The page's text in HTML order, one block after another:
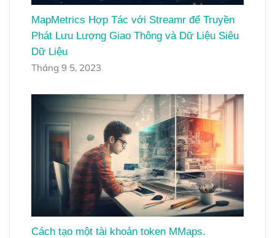
MapMetrics Hợp Tác với Streamr để Truyền
Phát Lưu Lượng Giao Thông và Dữ Liệu Siêu
Dữ Liệu
Tháng 9 5, 2023
Cách tạo một tài khoản token MMaps.